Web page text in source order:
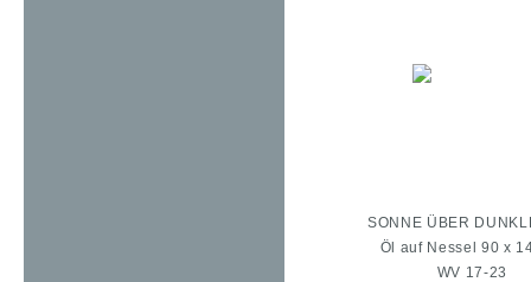
SONNE ÜBER
Öl auf Nessel 90 x
WV 17-23